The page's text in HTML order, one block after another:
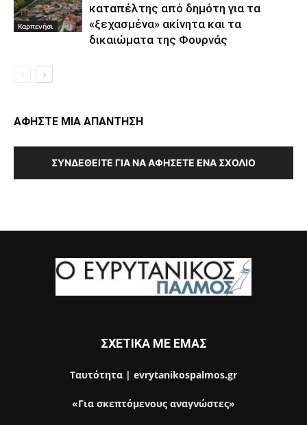
Καρπενήσι
καταπέλτης από δημότη για τα
«ξεχασμένα» ακίνητα και τα
δικαιώματα της Φουρνάς
ΑΦΗΣΤΕ ΜΙΑ ΑΠΑΝΤΗΣΗ
ΣΥΝΔΕΘΕΊΤΕ ΓΙΑ ΝΑ ΑΦΉΣΕΤΕ ΈΝΑ ΣΧΌΛΙΟ
ΣΧΕΤΙΚΑ ΜΕ ΕΜΑΣ
Ταυτότητα | evrytanikospalmos.gr
«Για σκεπτόμενους αναγνώστες»